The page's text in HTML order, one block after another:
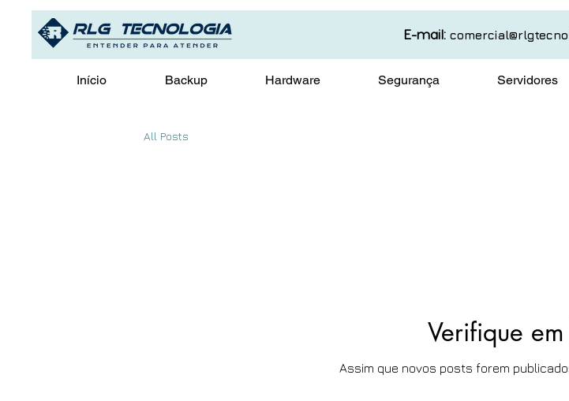
E-mail:
Início Backup Hardware Segurança Servidores
All Posts
Verifique
Assim que novos posts forem